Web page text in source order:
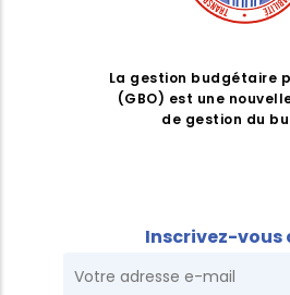
La gestion budgétaire
(GBO) est une
de gestion du
Inscrivez-vous